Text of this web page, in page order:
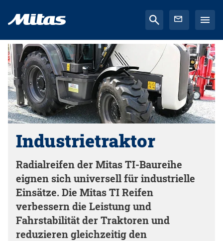
Industrietraktor
Radialreifen der Mitas TI-Baureihe
eignen sich universell für industrielle
Einsätze. Die Mitas TI Reifen
verbessern die Leistung und
Fahrstabilität der Traktoren und
reduzieren gleichzeitig den